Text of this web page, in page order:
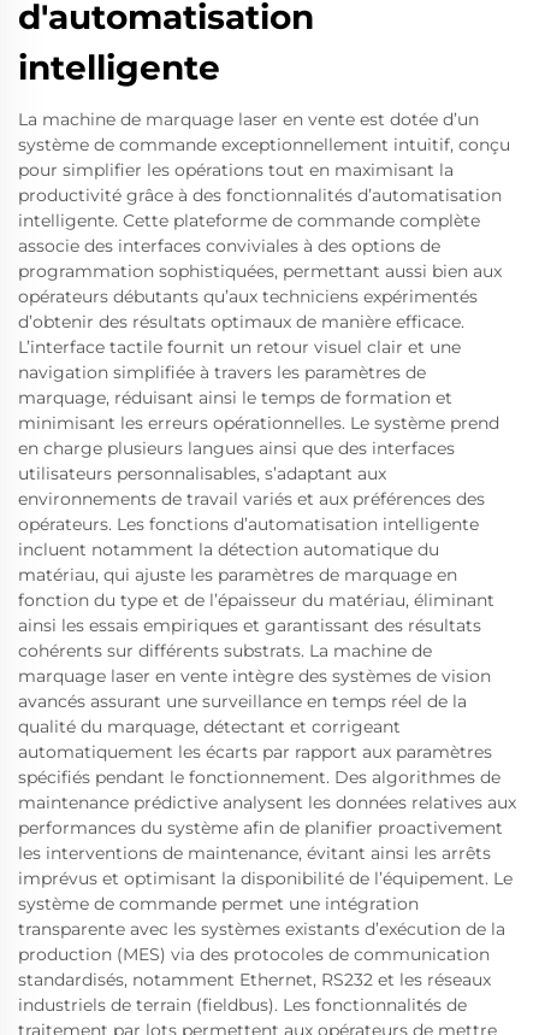
d'automatisation
intelligente
La machine de marquage laser en vente est dotée d’un
système de commande exceptionnellement intuitif, conçu
pour simplifier les opérations tout en maximisant la
productivité grâce à des fonctionnalités d’automatisation
intelligente. Cette plateforme de commande complète
associe des interfaces conviviales à des options de
programmation sophistiquées, permettant aussi bien aux
opérateurs débutants qu’aux techniciens expérimentés
d’obtenir des résultats optimaux de manière efficace.
L’interface tactile fournit un retour visuel clair et une
navigation simplifiée à travers les paramètres de
marquage, réduisant ainsi le temps de formation et
minimisant les erreurs opérationnelles. Le système prend
en charge plusieurs langues ainsi que des interfaces
utilisateurs personnalisables, s’adaptant aux
environnements de travail variés et aux préférences des
opérateurs. Les fonctions d’automatisation intelligente
incluent notamment la détection automatique du
matériau, qui ajuste les paramètres de marquage en
fonction du type et de l’épaisseur du matériau, éliminant
ainsi les essais empiriques et garantissant des résultats
cohérents sur différents substrats. La machine de
marquage laser en vente intègre des systèmes de vision
avancés assurant une surveillance en temps réel de la
qualité du marquage, détectant et corrigeant
automatiquement les écarts par rapport aux paramètres
spécifiés pendant le fonctionnement. Des algorithmes de
maintenance prédictive analysent les données relatives aux
performances du système afin de planifier proactivement
les interventions de maintenance, évitant ainsi les arrêts
imprévus et optimisant la disponibilité de l’équipement. Le
système de commande permet une intégration
transparente avec les systèmes existants d’exécution de la
production (MES) via des protocoles de communication
standardisés, notamment Ethernet, RS232 et les réseaux
industriels de terrain (fieldbus). Les fonctionnalités de
traitement par lots permettent aux opérateurs de mettre